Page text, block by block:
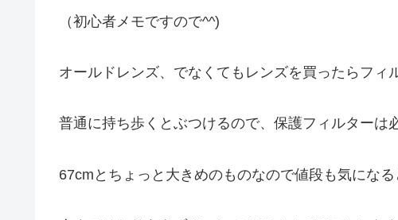
（初心者メモですので^^)
オールドレンズ、でなくてもレンズを買ったらフィ
普通に持ち歩くとぶつけるので、保護フィルターは
67cmとちょっと大きめのものなので値段も気にな